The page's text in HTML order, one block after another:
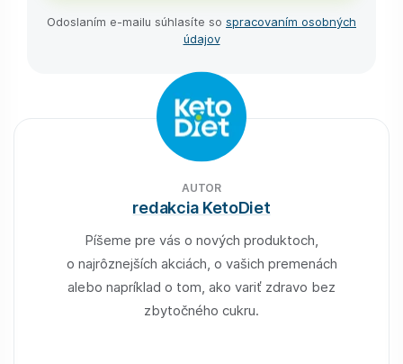
Odoslaním e-⁠mailu súhlasíte so spracovaním osobných
údajov
AUTOR
redakcia KetoDiet
Píšeme pre vás o nových produktoch,
o najrôznejších akciách, o vašich premenách
alebo napríklad o tom, ako variť zdravo bez
zbytočného cukru.